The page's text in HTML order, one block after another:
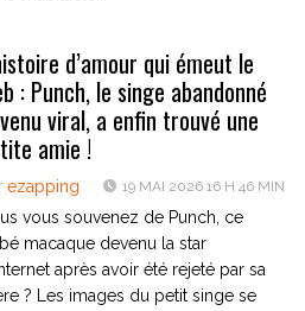
d’amour qui émeut le
: Punch, le singe abandonné
viral, a enfin trouvé une
amie !
ezapping 19 MAI 2026 16 H 46 MIN
vous souvenez de Punch, ce
macaque devenu la star
après avoir été rejeté par sa
? Les images du petit singe se